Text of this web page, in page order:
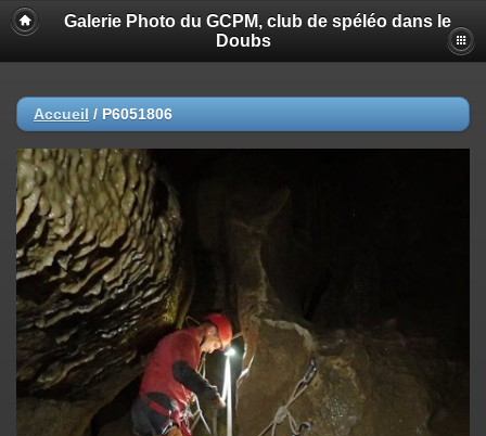
Galerie Photo du GCPM, club de spéléo dans le
Doubs
Accueil / P6051806